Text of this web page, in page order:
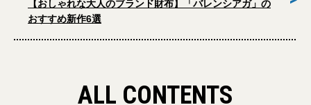
【おしゃれな大人のブランド財布】「バレンシアガ」の
おすすめ新作6選
ALL CONTENTS